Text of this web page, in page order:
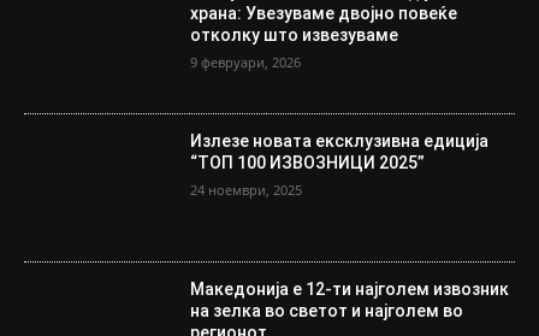
храна: Увезуваме двојно повеќе
отколку што извезуваме
9 февруари, 2026
Излезе новата ексклузивна едиција
“ТОП 100 ИЗВОЗНИЦИ 2025”
24 ноември, 2025
Македонија е 12-ти најголем извозник
на зелка во светот и најголем во